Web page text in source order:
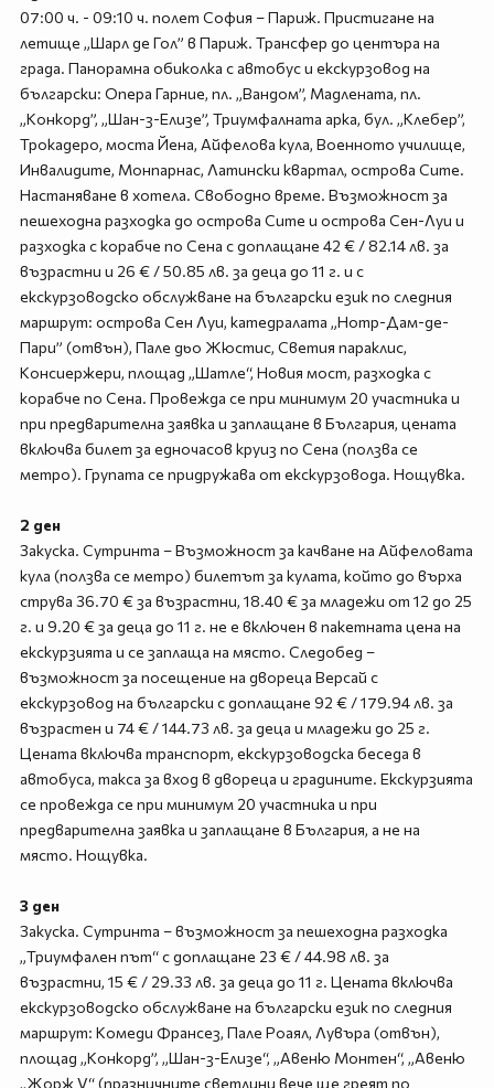
07:00 ч. - 09:10 ч. полет София – Париж. Пристигане на
летище „Шарл де Гол” в Париж. Трансфер до центъра на
града. Панорамна обиколка с автобус и екскурзовод на
български: Опера Гарние, пл. „Вандом”, Мадлената, пл.
„Конкорд”, „Шан-з-Елизе”, Триумфалната арка, бул. „Клебер”,
Трокадеро, моста Йена, Айфелова кула, Военното училище,
Инвалидите, Монпарнас, Латински квартал, острова Сите.
Настаняване в хотела. Свободно време. Възможност за
пешеходна разходка до острова Сите и острова Сен-Луи и
разходка с корабче по Сена с доплащане 42 € / 82.14 лв. за
възрастни и 26 € / 50.85 лв. за деца до 11 г. и с
екскурзоводско обслужване на български език по следния
маршрут: острова Сен Луи, катедралата „Нотр-Дам-де-
Пари” (отвън), Пале дьо Жюстис, Светия параклис,
Консиержери, площад „Шатле“, Новия мост, разходка с
корабче по Сена. Провежда се при минимум 20 участника и
при предварителна заявка и заплащане в България, цената
включва билет за едночасов круиз по Сена (ползва се
метро). Групата се придружава от екскурзовода. Нощувка.
2 ден
Закуска. Сутринта – Възможност за качване на Айфеловата
кула (ползва се метро) билетът за кулата, който до върха
струва 36.70 € за възрастни, 18.40 € за младежи от 12 до 25
г. и 9.20 € за деца до 11 г. не е включен в пакетната цена на
екскурзията и се заплаща на място. Следобед –
възможност за посещение на двореца Версай с
екскурзовод на български с доплащане 92 € / 179.94 лв. за
възрастен и 74 € / 144.73 лв. за деца и младежи до 25 г.
Цената включва транспорт, екскурзоводска беседа в
автобуса, такса за вход в двореца и градините. Екскурзията
се провежда се при минимум 20 участника и при
предварителна заявка и заплащане в България, а не на
място. Нощувка.
3 ден
Закуска. Сутринта – възможност за пешеходна разходка
„Триумфален път“ с доплащане 23 € / 44.98 лв. за
възрастни, 15 € / 29.33 лв. за деца до 11 г. Цената включва
екскурзоводско обслужване на български език по следния
маршрут: Комеди Франсез, Пале Роаял, Лувъра (отвън),
площад „Конкорд”, „Шан-з-Елизе“, „Авеню Монтен“, „Авеню
„Жорж V“ (празничните светлини вече ще греят по